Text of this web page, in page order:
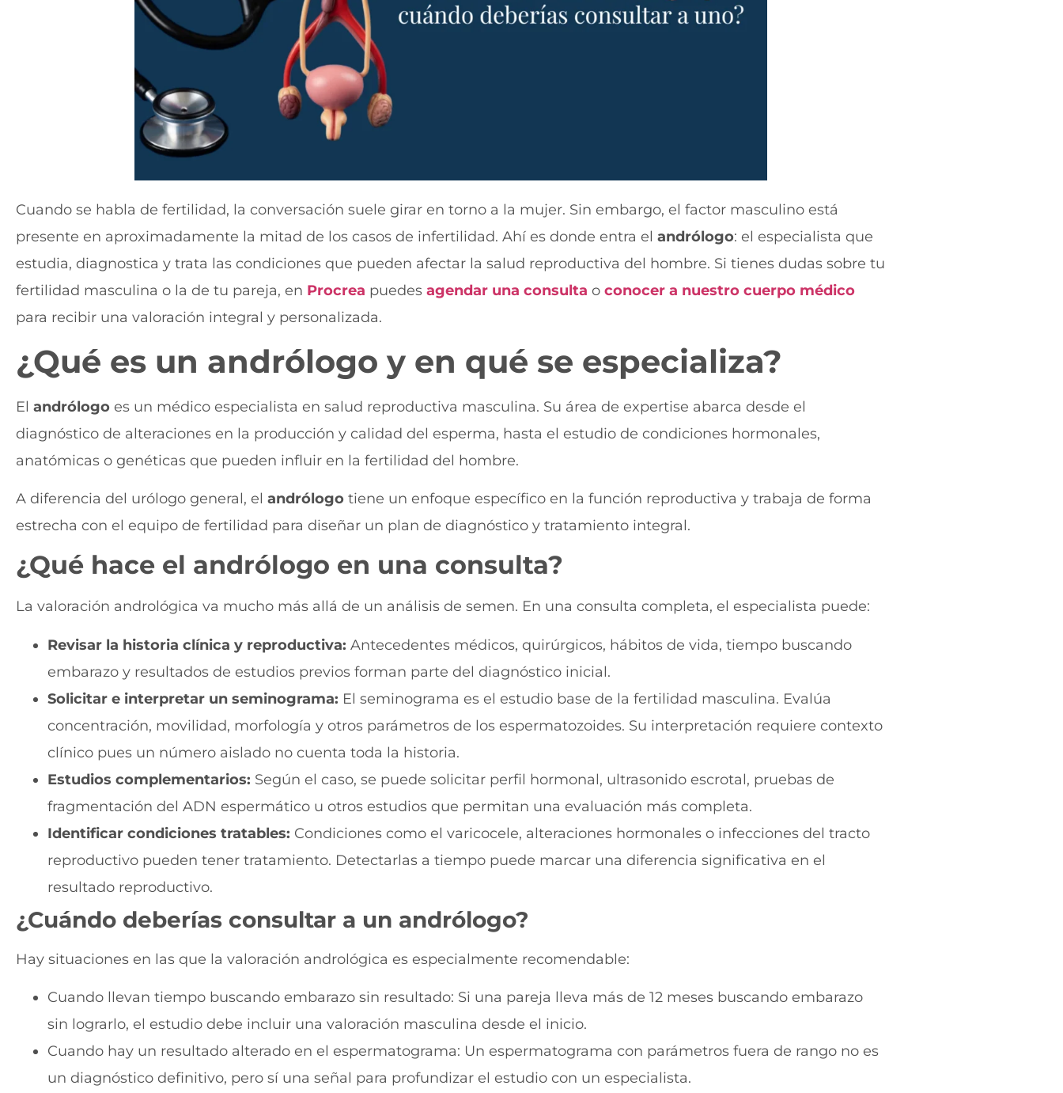
Cuando se habla de fertilidad, la conversación suele girar en torno a la mujer. Sin embargo, el factor masculino está
presente en aproximadamente la mitad de los casos de infertilidad. Ahí es donde entra el andrólogo: el especialista que
estudia, diagnostica y trata las condiciones que pueden afectar la salud reproductiva del hombre. Si tienes dudas sobre tu
fertilidad masculina o la de tu pareja, en Procrea puedes agendar una consulta o conocer a nuestro cuerpo médico
para recibir una valoración integral y personalizada.
¿Qué es un andrólogo y en qué se especializa?
El andrólogo es un médico especialista en salud reproductiva masculina. Su área de expertise abarca desde el
diagnóstico de alteraciones en la producción y calidad del esperma, hasta el estudio de condiciones hormonales,
anatómicas o genéticas que pueden influir en la fertilidad del hombre.
A diferencia del urólogo general, el andrólogo tiene un enfoque específico en la función reproductiva y trabaja de forma
estrecha con el equipo de fertilidad para diseñar un plan de diagnóstico y tratamiento integral.
¿Qué hace el andrólogo en una consulta?
La valoración andrológica va mucho más allá de un análisis de semen. En una consulta completa, el especialista puede:
Revisar la historia clínica y reproductiva: Antecedentes médicos, quirúrgicos, hábitos de vida, tiempo buscando
embarazo y resultados de estudios previos forman parte del diagnóstico inicial.
Solicitar e interpretar un seminograma: El seminograma es el estudio base de la fertilidad masculina. Evalúa
concentración, movilidad, morfología y otros parámetros de los espermatozoides. Su interpretación requiere contexto
clínico pues un número aislado no cuenta toda la historia.
Estudios complementarios: Según el caso, se puede solicitar perfil hormonal, ultrasonido escrotal, pruebas de
fragmentación del ADN espermático u otros estudios que permitan una evaluación más completa.
Identificar condiciones tratables: Condiciones como el varicocele, alteraciones hormonales o infecciones del tracto
reproductivo pueden tener tratamiento. Detectarlas a tiempo puede marcar una diferencia significativa en el
resultado reproductivo.
¿Cuándo deberías consultar a un andrólogo?
Hay situaciones en las que la valoración andrológica es especialmente recomendable:
Cuando llevan tiempo buscando embarazo sin resultado: Si una pareja lleva más de 12 meses buscando embarazo
sin lograrlo, el estudio debe incluir una valoración masculina desde el inicio.
Cuando hay un resultado alterado en el espermatograma: Un espermatograma con parámetros fuera de rango no es
un diagnóstico definitivo, pero sí una señal para profundizar el estudio con un especialista.